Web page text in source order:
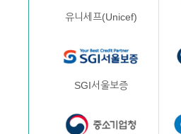
유니세프(Unicef)
SGI서울보증